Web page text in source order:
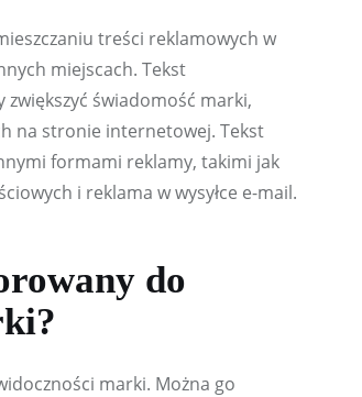
treści reklamowych w
miejscach. Tekst
świadomość marki,
na stronie internetowej. Tekst
formami reklamy, takimi jak
i reklama w wysyłce e-mail.
do
marki. Można go